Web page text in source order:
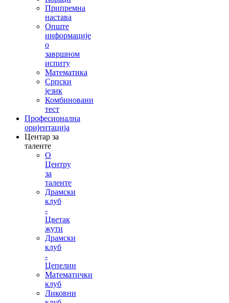
Припремна
настава
Опште
информације
о
завршном
испиту
Математика
Српски
језик
Комбиновани
тест
Професионална
оријентација
Центар за
таленте
О
Центру
за
таленте
Драмски
клуб
-
Цветак
жути
Драмски
клуб
-
Цепелин
Математички
клуб
Ликовни